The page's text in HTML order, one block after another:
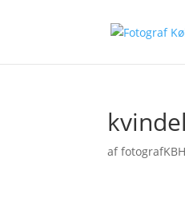
affotografKBH